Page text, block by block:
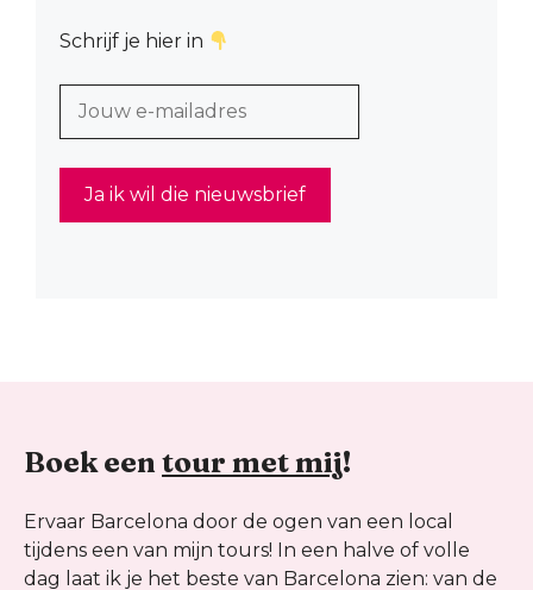
Schrijf je hier in
Boek een tour met mij!
Ervaar Barcelona door de ogen van een local
tijdens een van mijn tours! In een halve of volle
dag laat ik je het beste van Barcelona zien: van de